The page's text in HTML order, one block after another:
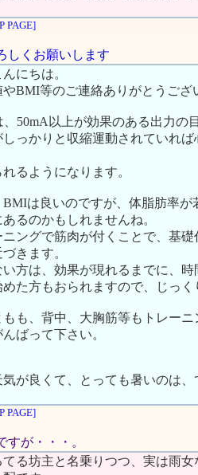
PAGE]
しくお願いします
にちは。
BMI等のご連絡ありがとうござ
50mA以上が効果のある出力の
っかりと収縮運動されていれ
るようになります。
は良いのですが、体脂肪率
るのかもしれませんね。
ングで筋肉が付くことで、基
きます。
方は、効果が現れるまでに、
た方もおられますので、じっ
も、背中、大胸筋等もトレー
ばって下さい。
が良くて、とっても暑いのは
PAGE]
すが・・・。
る坊主と名乗りつつ、実は雨